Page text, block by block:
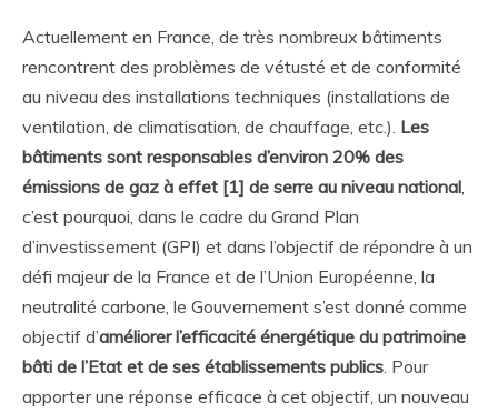
Actuellement en France, de très nombreux bâtiments
rencontrent des problèmes de vétusté et de conformité
au niveau des installations techniques (installations de
ventilation, de climatisation, de chauffage, etc.). Les
bâtiments sont responsables d’environ 20% des
émissions de gaz à effet [1] de serre au niveau national,
c’est pourquoi, dans le cadre du Grand Plan
d’investissement (GPI) et dans l’objectif de répondre à un
défi majeur de la France et de l’Union Européenne, la
neutralité carbone, le Gouvernement s’est donné comme
objectif d’améliorer l’efficacité énergétique du patrimoine
bâti de l’Etat et de ses établissements publics. Pour
apporter une réponse efficace à cet objectif, un nouveau